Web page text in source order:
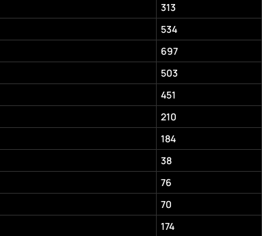
313
534
697
503
451
210
184
38
76
70
174